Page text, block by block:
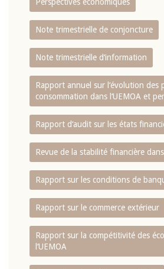
Note trimestrielle de conjoncture
Note trimestrielle d‘information
Rapport annuel sur l‘évolution des
consommation dans l‘UEMOA et
Rapport d‘audit sur les états
Revue de la stabilité financière dans
Rapport sur les conditions de
Rapport sur le commerce extérieur
Rapport sur la compétitivité des
l‘UEMOA